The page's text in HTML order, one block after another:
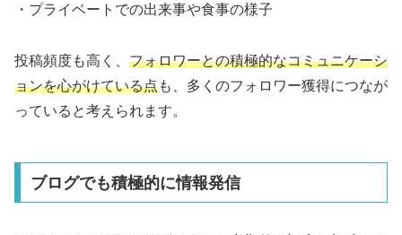
・プライベートでの出来事や食事の様子
投稿頻度も高く、 フォロワーとの積極的なコミュニケーシ
ョンを心がけている点も、多くのフォロワー獲得につなが
っていると考えられます。
ブログでも積極的に情報発信